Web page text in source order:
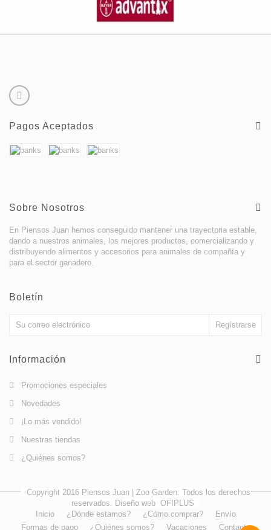
Pagos Aceptados
Sobre Nosotros
En Piensos Juan hemos conseguido mantener una trayectoria estable,
dando a nuestros animales, los mejores productos, comercializando y
distribuyendo alimentos y accesorios para animales de compañía y
para el sector ganadero.
Boletín
Información
Promociones especiales
Novedades
¡Lo más vendido!
Nuestras tiendas
¿Quiénes somos?
Copyright 2016 Piensos Juan | Zoo Garden. Todos los derechos
reservados. Diseño web OFIPLUS
Inicio
¿Dónde estamos? ¿Cómo comprar?
Envío
Formas de pago
¿Quiénes somos? Vacaciones Contacto